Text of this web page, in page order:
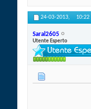
24-03-2013, 10:22
Saral2605
Utente Esperto